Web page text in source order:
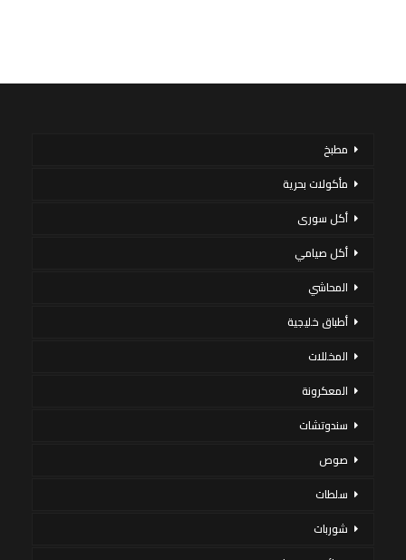
مطبخ
مأكولات بحرية
أكل سورى
أكل صيامي
المحاشي
أطباق خليجية
المخللات
المعكرونة
سندوتشات
صوص
سلطات
شوربات